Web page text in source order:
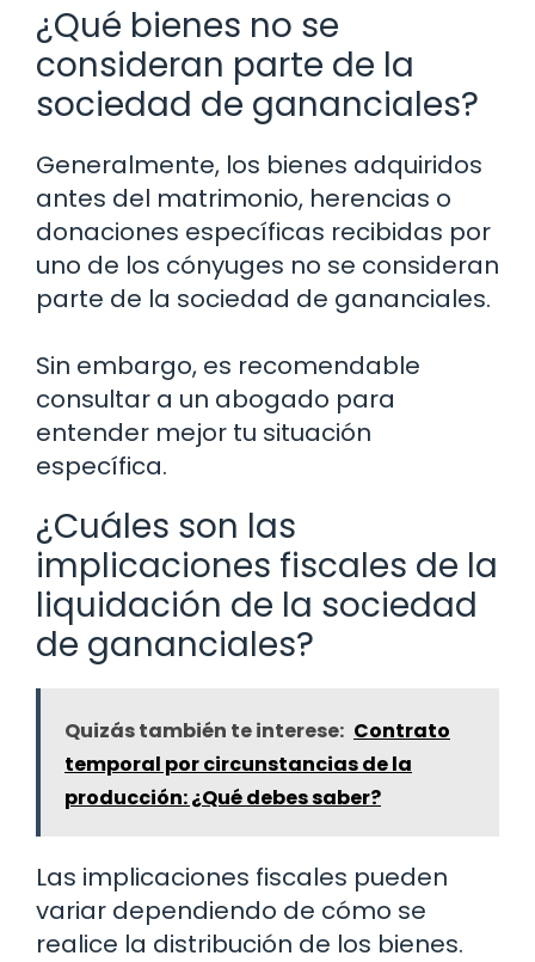
¿Qué bienes no se
consideran parte de la
sociedad de gananciales?
Generalmente, los bienes adquiridos
antes del matrimonio, herencias o
donaciones específicas recibidas por
uno de los cónyuges no se consideran
parte de la sociedad de gananciales.
Sin embargo, es recomendable
consultar a un abogado para
entender mejor tu situación
específica.
¿Cuáles son las
implicaciones fiscales de la
liquidación de la sociedad
de gananciales?
Quizás también te interese: Contrato
temporal por circunstancias de la
producción: ¿Qué debes saber?
Las implicaciones fiscales pueden
variar dependiendo de cómo se
realice la distribución de los bienes.